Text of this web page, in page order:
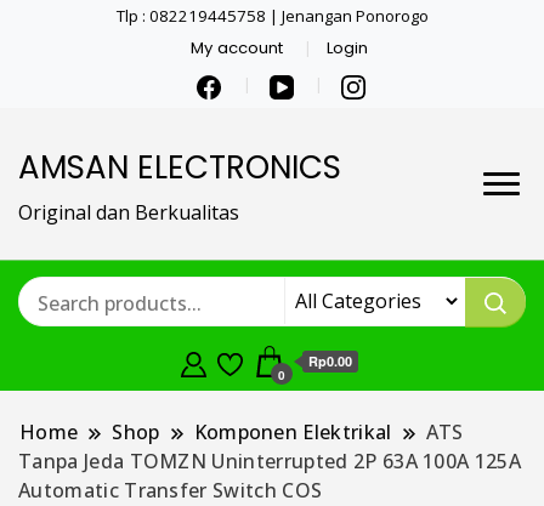
Tlp : 082219445758 | Jenangan Ponorogo
My account Login
AMSAN ELECTRONICS
Original dan Berkualitas
0
Rp0.00
Home Shop Komponen Elektrikal
ATS
Tanpa Jeda TOMZN Uninterrupted 2P 63A 100A 125A
Automatic Transfer Switch COS